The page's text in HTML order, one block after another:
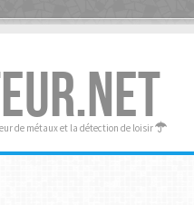
de métaux et la détection de loisir